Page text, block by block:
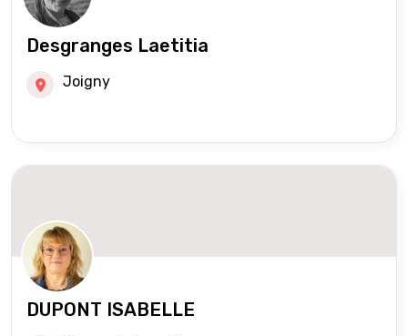
Desgranges Laetitia
Joigny
DUPONT ISABELLE